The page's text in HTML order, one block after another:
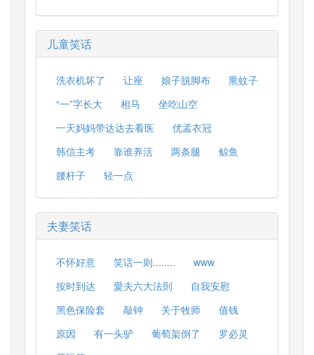
儿童笑话
洗衣机坏了 让座 娘子脱脚布
熏蚊子
“一”字长大
相马
坐吃山空
一天妈妈带达达去看医
优孟衣冠
韩信主考
靠谁养活 两条腿
鲸鱼
腰杆子
轻一点
夫妻笑话
不怀好意 笑话一则........
www
按时到达
愛夫六大法則
自我安慰
黑色保险套
敲钟 关于牧师
值钱
原因
有一头驴 葡萄架倒了
罗必灵